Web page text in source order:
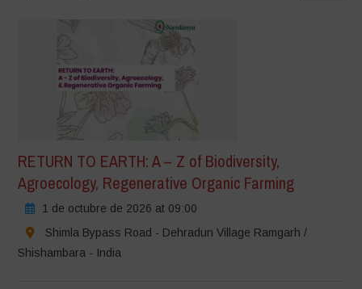
RETURN TO EARTH: A – Z of Biodiversity,
Agroecology, Regenerative Organic Farming
1 de octubre de 2026 at 09:00
Shimla Bypass Road - Dehradun Village Ramgarh /
Shishambara - India